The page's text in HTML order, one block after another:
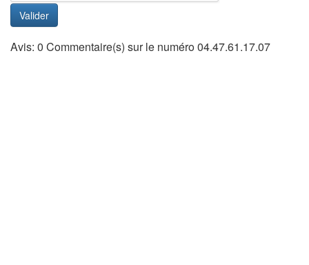
Valider
Avis: 0 Commentaire(s) sur le numéro 04.47.61.17.07